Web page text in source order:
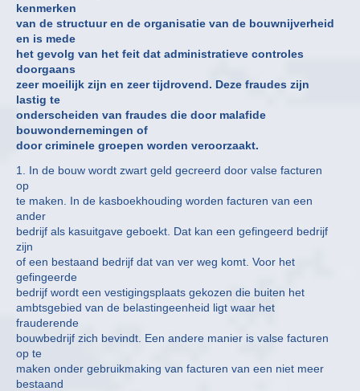
kenmerken
van de structuur en de organisatie van de bouwnijverheid
en is mede
het gevolg van het feit dat administratieve controles
doorgaans
zeer moeilijk zijn en zeer tijdrovend. Deze fraudes zijn
lastig te
onderscheiden van fraudes die door malafide
bouwondernemingen of
door criminele groepen worden veroorzaakt.
1. In de bouw wordt zwart geld gecreerd door valse facturen
op
te maken. In de kasboekhouding worden facturen van een
ander
bedrijf als kasuitgave geboekt. Dat kan een gefingeerd bedrijf
zijn
of een bestaand bedrijf dat van ver weg komt. Voor het
gefingeerde
bedrijf wordt een vestigingsplaats gekozen die buiten het
ambtsgebied van de belastingeenheid ligt waar het
frauderende
bouwbedrijf zich bevindt. Een andere manier is valse facturen
op te
maken onder gebruikmaking van facturen van een niet meer
bestaand